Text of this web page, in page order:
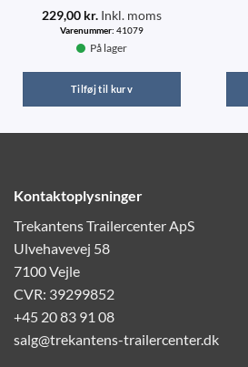
229,00 kr. Inkl. moms
Varenummer: 41079
På lager
Tilføj til kurv
Kontaktoplysninger
Trekantens Trailercenter ApS
Ulvehavevej 58
7100 Vejle
CVR: 39299852
+45 20 83 91 08
salg@trekantens-trailercenter.dk